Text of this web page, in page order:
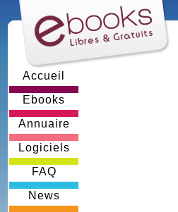
Accueil
Ebooks
Annuaire
Logiciels
FAQ
News